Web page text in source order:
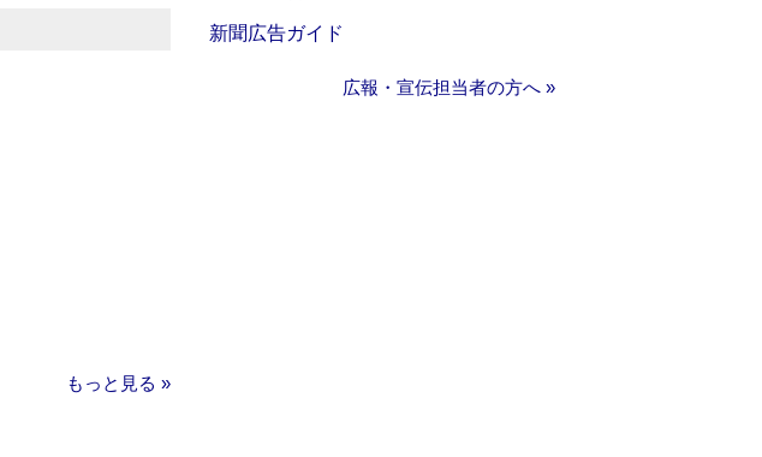
もっと見る »
新聞広告ガイド
広報・宣伝担当者の方へ »